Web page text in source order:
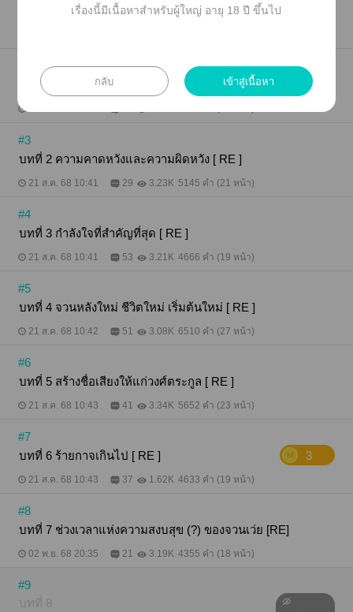
บทนำ [RE]
บทที่ 1 เว่ยกุ้ยเจิน [ RE ]
21 ส.ค. 68 10:41
#3
บทที่ 2 ความคาดหวังและความผิดหวัง [ RE ]
21 ส.ค. 68 10:41 29 3.23K 5145 คำ (21 หน้า)
#4
บทที่ 3 กำลังใจที่สำคัญที่สุด [ RE ]
21 ส.ค. 68 10:41 53 3.21K 4666 คำ (19 หน้า)
#5
บทที่ 4 จวนหลังใหม่ ชีวิตใหม่ เริ่มต้นใหม่ [ RE ]
21 ส.ค. 68 10:42 51 3.08K 6510 คำ (27 หน้า)
#6
บทที่ 5 สร้างชื่อเสียงให้แก่วงศ์ตระกูล [ RE ]
21 ส.ค. 68 10:43 41 3.34K 5652 คำ (23 หน้า)
#7
บทที่ 6 ร้ายกาจเกินไป [ RE ]
3
21 ส.ค. 68 10:43 37 1.62K 4633 คำ (19 หน้า)
#8
บทที่ 7 ช่วงเวลาแห่งความสงบสุข (?) ของจวนเว่ย [RE]
02 พ.ย. 68 20:35 21 3.19K 4355 คำ (18 หน้า)
#9
บทที่ 8
เรื่องนี้มีเนื้อหาสำหรับผู้ใหญ่ อายุ 18 ปี ขึ้นไป
กลับ เข้าสู่เนื้อหา